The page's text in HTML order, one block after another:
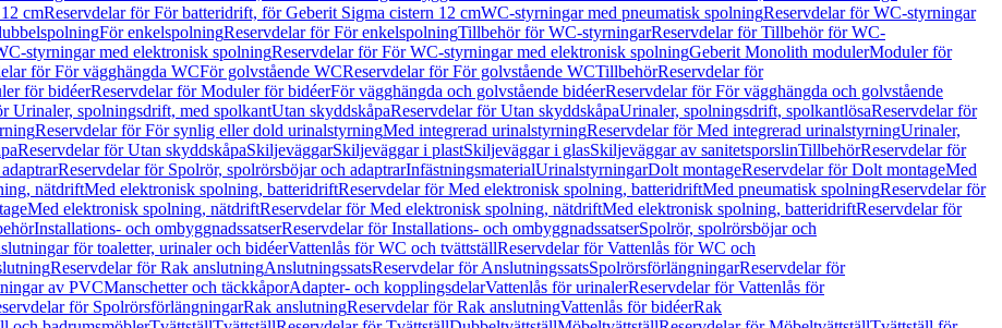
cmReservdelar för För batteridrift, för Geberit Sigma cistern 12 cmWC-styrningar med pneumatisk spolningReservdelar för WC-styrningar
För enkelspolningReservdelar för För enkelspolningTillbehör för WC-styrningarReservdelar för Tillbehör för WC-
styrningar med elektronisk spolningReservdelar för För WC-styrningar med elektronisk spolningGeberit Monolith modulerModuler för
för För vägghängda WCFör golvstående WCReservdelar för För golvstående WCTillbehörReservdelar för
för bidéerReservdelar för Moduler för bidéerFör vägghängda och golvstående bidéerReservdelar för För vägghängda och golvstående
Urinaler, spolningsdrift, med spolkantUtan skyddskåpaReservdelar för Utan skyddskåpaUrinaler, spolningsdrift, spolkantlösaReservdelar för
Reservdelar för För synlig eller dold urinalstyrningMed integrerad urinalstyrningReservdelar för Med integrerad urinalstyrningUrinaler,
Reservdelar för Utan skyddskåpaSkiljeväggarSkiljeväggar i plastSkiljeväggar i glasSkiljeväggar av sanitetsporslinTillbehörReservdelar för
Reservdelar för Spolrör, spolrörsböjar och adaptrarInfästningsmaterialUrinalstyrningarDolt montageReservdelar för Dolt montageMed
nätdriftMed elektronisk spolning, batteridriftReservdelar för Med elektronisk spolning, batteridriftMed pneumatisk spolningReservdelar för
Med elektronisk spolning, nätdriftReservdelar för Med elektronisk spolning, nätdriftMed elektronisk spolning, batteridriftReservdelar för
Installations- och ombyggnadssatserReservdelar för Installations- och ombyggnadssatserSpolrör, spolrörsböjar och
för toaletter, urinaler och bidéerVattenlås för WC och tvättställReservdelar för Vattenlås för WC och
Reservdelar för Rak anslutningAnslutningssatsReservdelar för AnslutningssatsSpolrörsförlängningarReservdelar för
av PVCManschetter och täckkåporAdapter- och kopplingsdelarVattenlås för urinalerReservdelar för Vattenlås för
för SpolrörsförlängningarRak anslutningReservdelar för Rak anslutningVattenlås för bidéerRak